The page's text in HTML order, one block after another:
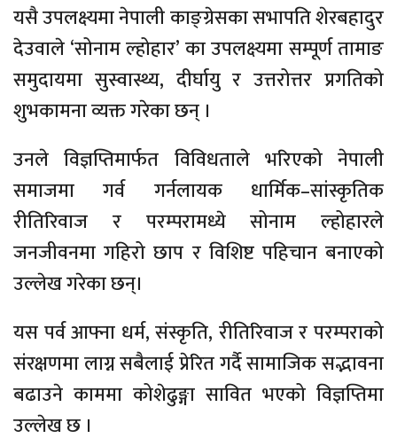
यसै उपलक्ष्यमा नेपाली काङ्ग्रेसका सभापति शेरबहादुर
देउवाले ‘सोनाम ल्होहार’ का उपलक्ष्यमा सम्पूर्ण तामाङ
समुदायमा सुस्वास्थ्य, दीर्घायु र उत्तरोत्तर प्रगतिको
शुभकामना व्यक्त गरेका छन् ।
उनले विज्ञप्तिमार्फत विविधताले भरिएको नेपाली
समाजमा गर्व गर्नलायक धार्मिक–सांस्कृतिक
रीतिरिवाज र परम्परामध्ये सोनाम ल्होहारले
जनजीवनमा गहिरो छाप र विशिष्ट पहिचान बनाएको
उल्लेख गरेका छन्।
यस पर्व आफ्ना धर्म, संस्कृति, रीतिरिवाज र परम्पराको
संरक्षणमा लाग्न सबैलाई प्रेरित गर्दै सामाजिक सद्भावना
बढाउने काममा कोशेढुङ्गा सावित भएको विज्ञप्तिमा
उल्लेख छ ।